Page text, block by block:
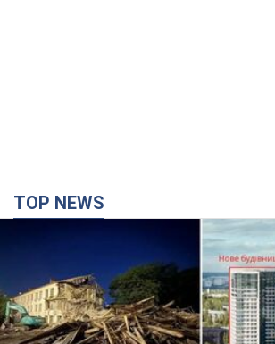
TOP NEWS